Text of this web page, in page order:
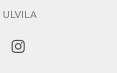
ULVILA